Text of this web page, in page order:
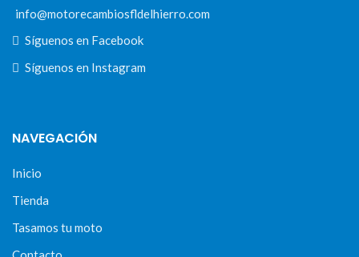
info@motorecambiosfldelhierro.com
Síguenos en Facebook
Síguenos en Instagram
NAVEGACIÓN
Inicio
Tienda
Tasamos tu moto